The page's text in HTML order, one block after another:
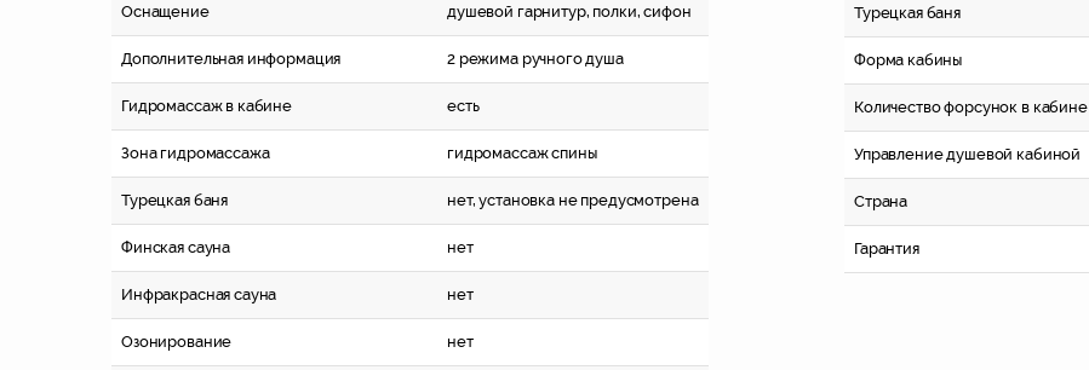
Оснащение душевой гарнитур, полки, сифон
Дополнительная информация 2 режима ручного душа
Гидромассаж в кабине есть
Зона гидромассажа гидромассаж спины
Турецкая баня нет, установка не предусмотрена
Финская сауна нет
Инфракрасная сауна нет
Озонирование нет
Турецкая баня
Форма кабины
Количество форсунок в кабине
Управление душевой кабиной
Страна
Гарантия